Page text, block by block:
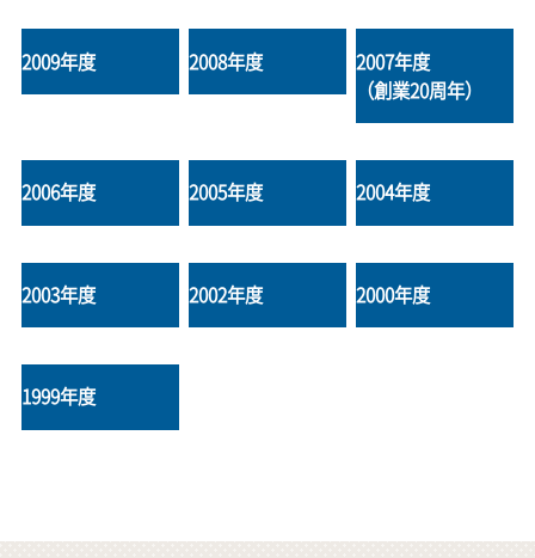
2009年度 2008年度
2007年度
（創業20周年）
2006年度 2005年度 2004年度
2003年度 2002年度 2000年度
1999年度